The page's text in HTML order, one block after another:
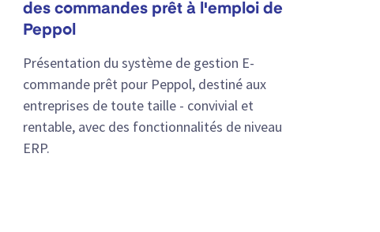
des commandes prêt à l'emploi de
Peppol
Présentation du système de gestion E-
commande prêt pour Peppol, destiné aux
entreprises de toute taille - convivial et
rentable, avec des fonctionnalités de niveau
ERP.